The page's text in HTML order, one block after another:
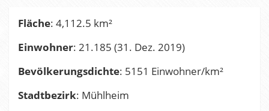
Fläche: 4,112.5 km²
Einwohner: 21.185 (31. Dez. 2019)
Bevölkerungsdichte: 5151 Einwohner/km²
Stadtbezirk: Mühlheim